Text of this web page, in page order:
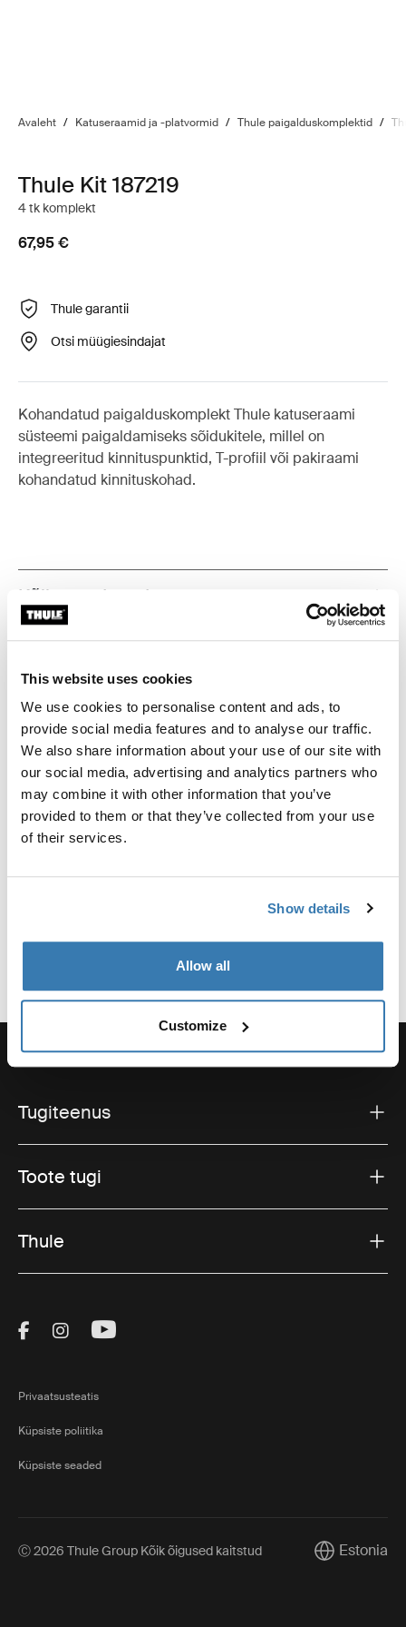
This website uses cookies
We use cookies to personalise content and ads, to
provide social media features and to analyse our traffic.
We also share information about your use of our site with
our social media, advertising and analytics partners who
may combine it with other information that you’ve
provided to them or that they’ve collected from your use
of their services.
Show details
Allow all
Customize
Avaleht / Katuseraamid ja -platvormid / Thule paigalduskomplektid /
Thule Kit 187219
4 tk komplekt
67,95 €
Thule garantii
Otsi müügiesindajat
Kohandatud paigalduskomplekt Thule katuseraami
süsteemi paigaldamiseks sõidukitele, millel on
integreeritud kinnituspunktid, T-profiil või pakiraami
kohandatud kinnituskohad.
Toggle features
Kõik omadused
Toggle techspec
Tehnilised andmed
Toggle guides and instructions
Juhised
Tootmisteave
Registreeritud kaubamärk: Thule Sweden AB
Tootja nimi: Thule Sweden
E-post: support@thule.com
Tugiteenus
Toote tugi
Thule
Visit Thule on Facebook (external link)
Visit Thule on Instagram (external link)
Visit Thule on Youtube (external
Privaatsusteatis
Küpsiste poliitika
Küpsiste seaded
Ⓒ 2026 Thule Group Kõik õigused kaitstud CurrentEstonia